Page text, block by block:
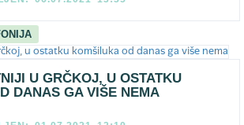
U GRČKOJ, U OSTATKU
DANAS GA VIŠE NEMA